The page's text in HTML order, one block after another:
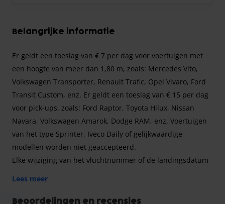
Belangrijke informatie
Er geldt een toeslag van € 7 per dag voor voertuigen met
een hoogte van meer dan 1,80 m, zoals: Mercedes Vito,
Volkswagen Transporter, Renault Trafic, Opel Vivaro, Ford
Transit Custom, enz. Er geldt een toeslag van € 15 per dag
voor pick-ups, zoals: Ford Raptor, Toyota Hilux, Nissan
Navara, Volkswagen Amarok, Dodge RAM, enz. Voertuigen
van het type Sprinter, Iveco Daily of gelijkwaardige
modellen worden niet geaccepteerd.
Elke wijziging van het vluchtnummer of de landingsdatum
85 in rekening gebracht.
Lees meer
Beoordelingen en recensies